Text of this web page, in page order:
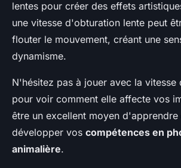
lentes pour créer des effets
une vitesse d'obturation lente peut
flouter le mouvement, créant une
dynamisme.
N'hésitez pas à jouer avec la
pour voir comment elle affecte vos
être un excellent moyen d'apprendre
développer vos compétences en
animalière.